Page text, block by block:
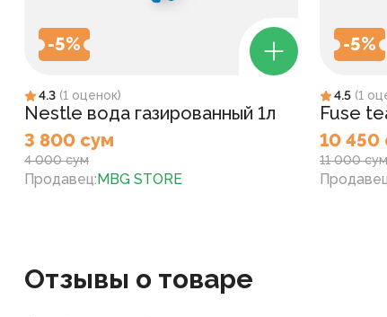
-5%
4.3 (1 оценок)
Nestle вода газированный 1л
3 800 сум
4 000 сум
Продавец:MBG STORE
-5%
4.5 (1
Fuse
10 450
11 000 сум
Отзывы о товаре